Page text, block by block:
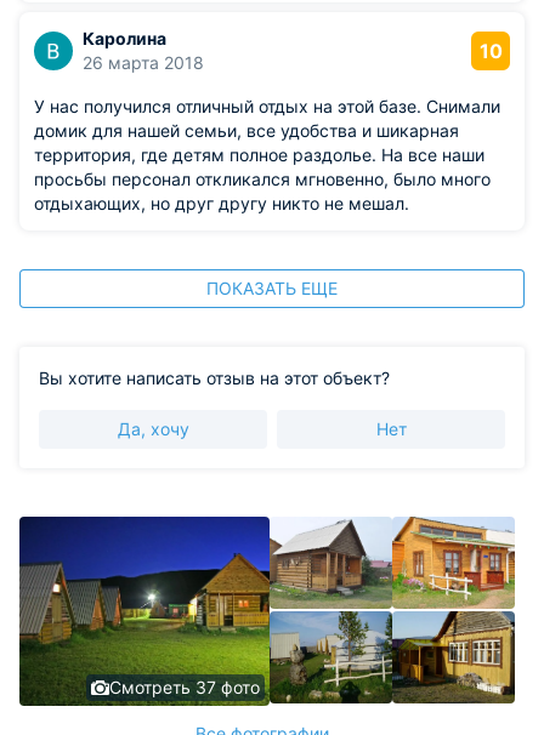
Каролина
26 марта 2018
10
У нас получился отличный отдых на этой базе. Снимали
домик для нашей семьи, все удобства и шикарная
территория, где детям полное раздолье. На все наши
просьбы персонал откликался мгновенно, было много
отдыхающих, но друг другу никто не мешал.
ПОКАЗАТЬ ЕЩЕ
Вы хотите написать отзыв на этот объект?
Да, хочу Нет
Смотреть 37 фото